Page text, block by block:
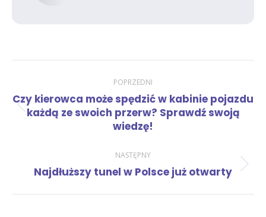
Nawigacja
wpisów
POPRZEDNI
Poprzedni
wpis:
Czy kierowca może spędzić w kabinie pojazdu
każdą ze swoich przerw? Sprawdź swoją
wiedzę!
NASTĘPNY
Następny
Najdłuższy tunel w Polsce już otwarty